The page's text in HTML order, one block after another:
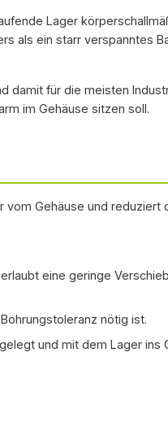
Spann-/Y-Lagers (80
RIS 208 A). Die
Spannlager und die
unter Stehlager-
Auswahl erreichen Sie
über das
Lager
als ein starr verspanntes
damit für die meisten
im Gehäuse sitzen soll.
vom Gehäuse und reduziert
eine geringe
nötig ist.
und mit dem Lager ins